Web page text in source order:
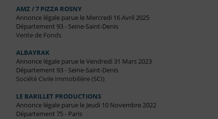
AMZ / 7 PIZZA ROSNY
Annonce légale parue le Mercredi 16 Avril 2025
Département 93 - Seine-Saint-Denis
Vente de Fonds
ALBAYRAK
Annonce légale parue le Vendredi 31 Mars 2023
Département 93 - Seine-Saint-Denis
Société Civile Immobilière (SCI)
LE BARILLET PRODUCTIONS
Annonce légale parue le Jeudi 10 Novembre 2022
Département 75 - Paris